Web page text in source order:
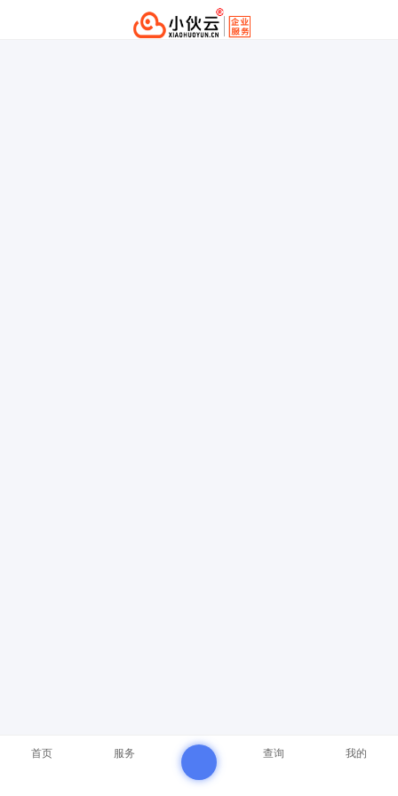
首页 服务 查询 我的